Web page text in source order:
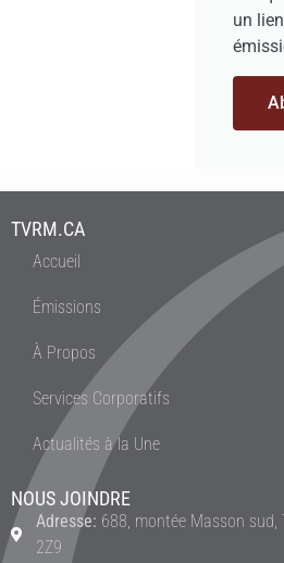
un
TVRM.CA
Accueil
Émissions
À Propos
Services Corporatifs
Actualités à la Une
NOUS JOINDRE
Adresse: 688, montée Masson sud,
2Z9